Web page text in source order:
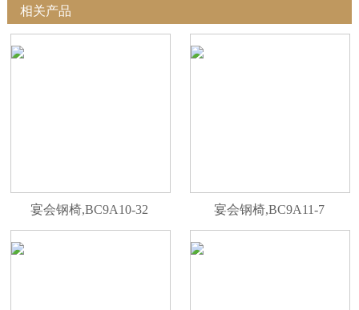
相关产品
宴会钢椅,BC9A10-32 宴会钢椅,BC9A11-7